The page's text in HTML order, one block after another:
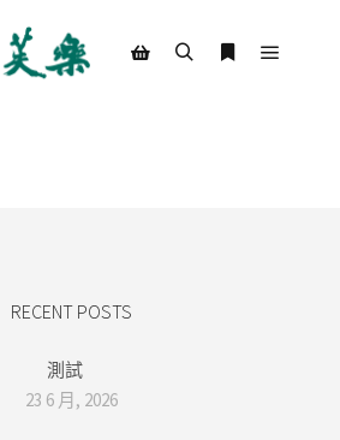
RECENT POSTS
測試
23 6 月, 2026